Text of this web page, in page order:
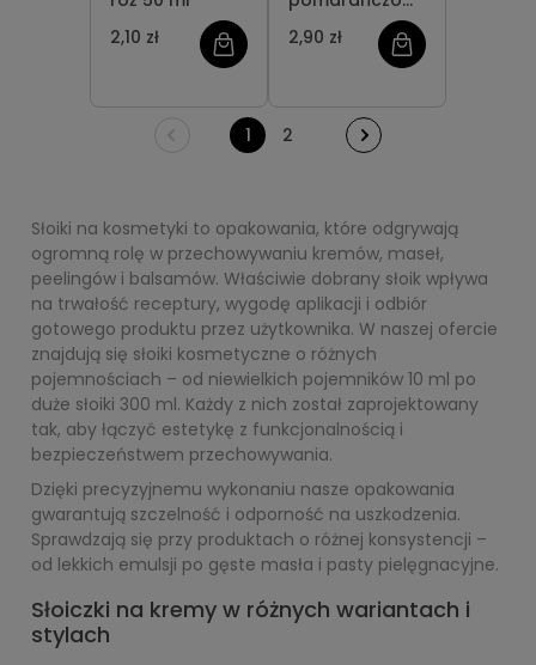
2,10 zł
220 ml
2,90 zł
1 2
Słoiki na kosmetyki to opakowania, które odgrywają
ogromną rolę w przechowywaniu kremów, maseł,
peelingów i balsamów. Właściwie dobrany słoik wpływa
na trwałość receptury, wygodę aplikacji i odbiór
gotowego produktu przez użytkownika. W naszej ofercie
znajdują się słoiki kosmetyczne o różnych
pojemnościach – od niewielkich pojemników 10 ml po
duże słoiki 300 ml. Każdy z nich został zaprojektowany
tak, aby łączyć estetykę z funkcjonalnością i
bezpieczeństwem przechowywania.
Dzięki precyzyjnemu wykonaniu nasze opakowania
gwarantują szczelność i odporność na uszkodzenia.
Sprawdzają się przy produktach o różnej konsystencji –
od lekkich emulsji po gęste masła i pasty pielęgnacyjne.
Słoiczki na kremy w różnych wariantach i
stylach